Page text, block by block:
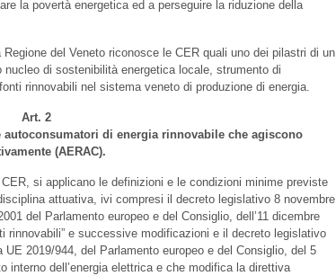
la povertà energetica ed a perseguire la riduzione della
del Veneto riconosce le CER quali uno dei pilastri di un
di sostenibilità energetica locale, strumento di
rinnovabili nel sistema veneto di produzione di energia.
Art. 2
di energia rinnovabile che agiscono
(AERAC).
si applicano le definizioni e le condizioni minime previste
attuativa, ivi compresi il decreto legislativo 8 novembre
del Parlamento europeo e del Consiglio, dell’11 dicembre
rinnovabili” e successive modificazioni e il decreto legislativo
2019/944, del Parlamento europeo e del Consiglio, del 5
interno dell’energia elettrica e che modifica la direttiva